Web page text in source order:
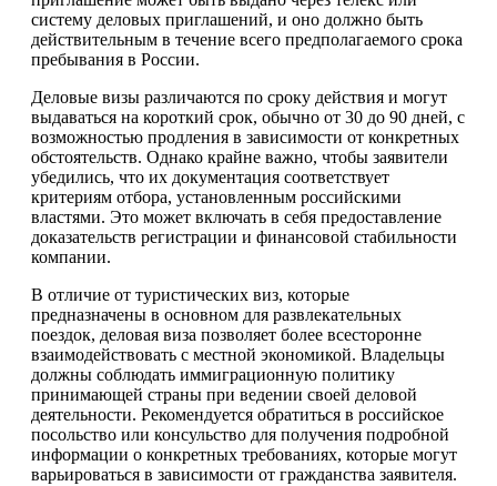
систему деловых приглашений, и оно должно быть
действительным в течение всего предполагаемого срока
пребывания в России.
Деловые визы различаются по сроку действия и могут
выдаваться на короткий срок, обычно от 30 до 90 дней, с
возможностью продления в зависимости от конкретных
обстоятельств. Однако крайне важно, чтобы заявители
убедились, что их документация соответствует
критериям отбора, установленным российскими
властями. Это может включать в себя предоставление
доказательств регистрации и финансовой стабильности
компании.
В отличие от туристических виз, которые
предназначены в основном для развлекательных
поездок, деловая виза позволяет более всесторонне
взаимодействовать с местной экономикой. Владельцы
должны соблюдать иммиграционную политику
принимающей страны при ведении своей деловой
деятельности. Рекомендуется обратиться в российское
посольство или консульство для получения подробной
информации о конкретных требованиях, которые могут
варьироваться в зависимости от гражданства заявителя.